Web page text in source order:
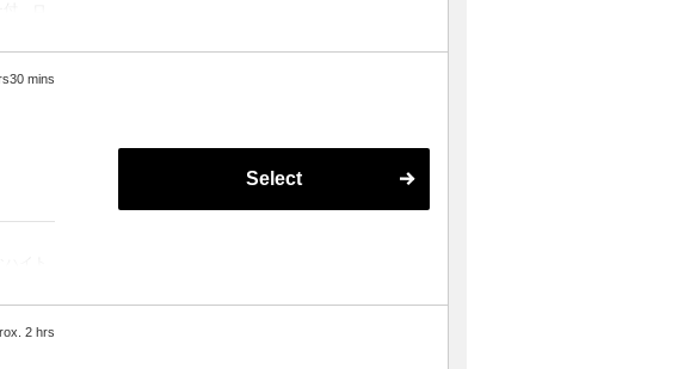
。ロ
mins
Select
2 hrs